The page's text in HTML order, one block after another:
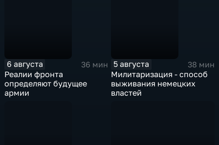
6 августа
36 мин
Реалии фронта
определяют будущее
армии
5 августа
38 мин
Милитаризация - способ
выживания немецких
властей